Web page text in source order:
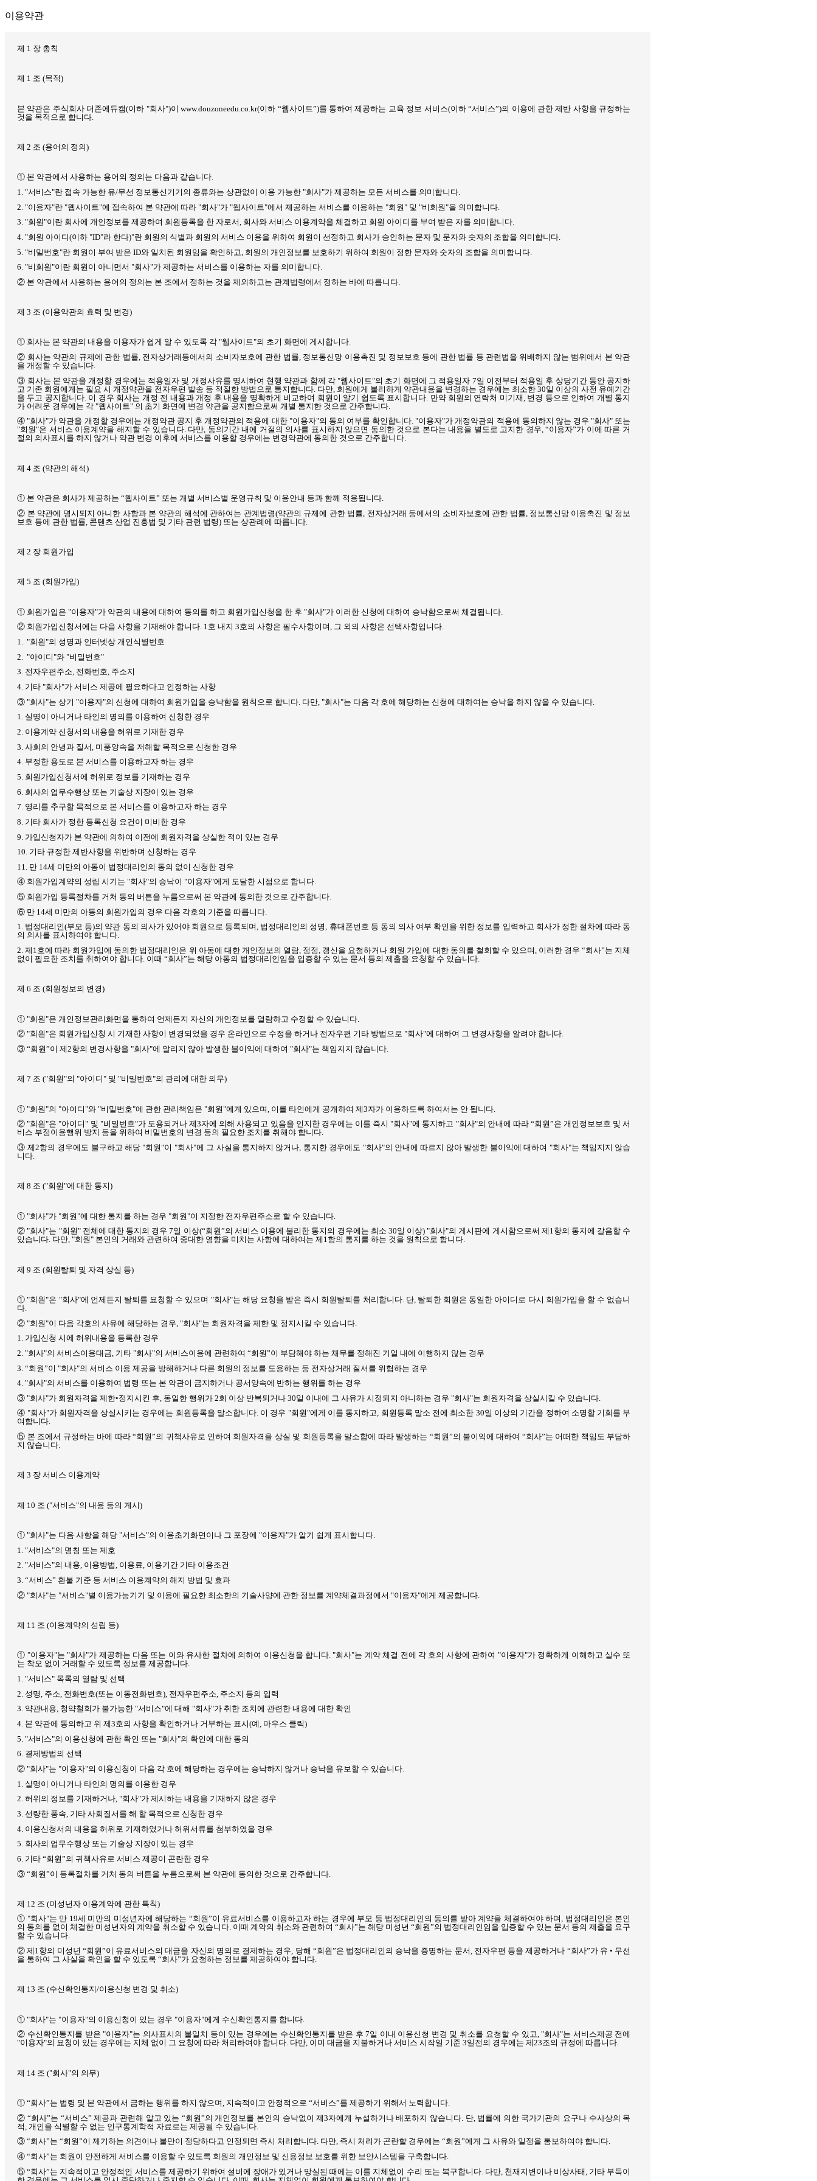
이용약관
제 1 장 총칙
제 1 조 (목적)
본 약관은 주식회사 더존에듀캠(이하 "회사")이 www.douzoneedu.co.kr(이하 “웹사이트”)를 통하여 제공하는 교육 정보 서비스(이하 “서비스”)의 이용에 관한 제반 사항을 규정하는
것을 목적으로 합니다
제 2 조 (용어의 정의)
① 본 약관에서 사용하는 용어의 정의는 다음과 같습니다.
1. "서비스"란 접속 가능한 유/무선 정보통신기기의 종류와는 상관없이 이용 가능한 "회사"가 제공하는 모든 서비스를 의미합니다
2. "이용자"란 "웹사이트"에 접속하여 본 약관에 따라 "회사"가 "웹사이트"에서 제공하는 서비스를 이용하는 "회원" 및 "비회원"을 의미합니다
3. "회원"이란 회사에 개인정보를 제공하여 회원등록을 한 자로서, 회사와 서비스 이용계약을 체결하고 회원 아이디를 부여 받은 자를 의미합니다.
4. "회원 아이디(이하 "ID"라 한다)"란 회원의 식별과 회원의 서비스 이용을 위하여 회원이 선정하고 회사가 승인하는 문자 및 문자와 숫자의 조합을 의미합니다
5. "비밀번호"란 회원이 부여 받은 ID와 일치된 회원임을 확인하고 회원의 개인정보를 보호하기 위하여 회원이 정한 문자와 숫자의 조합을 의미합니다
6. "비회원"이란 회원이 아니면서 "회사"가 제공하는 서비스를 이용하는 자를 의미합니다.
② 본 약관에서 사용하는 용어의 정의는 본 조에서 정하는 것을 제외하고는 관계법령에서 정하는 바에 따릅니다
제 3 조 (이용약관의 효력 및 변경)
① 회사는 본 약관의 내용을 이용자가 쉽게 알 수 있도록 각 "웹사이트"의 초기 화면에 게시합니다.
② 회사는 약관의 규제에 관한 법률, 전자상거래등에서의 소비자보호에 관한 법률, 정보통신망 이용촉진 및 정보보호 등에 관한 법률 등 관련법을 위배하지 않는 범위에서 본 약관
을 개정할 수 있습니다.
③ 회사는 본 약관을 개정할 경우에는 적용일자 및 개정사유를 명시하여 현행 약관과 함께 각"웹사이트"의 초기 화면에 그 적용일자 7일 이전부터 적용일 후 상당기간 동안 공지하
고 기존 회원에게는 필요 시 개정약관을 전자우편 발송 등 적절한 방법으로 통지합니다 다만 회원에게 불리하게 약관내용을 변경하는 경우에는 최소한 30일 이상의 사전 유예기간
을 두고 공지합니다. 이 경우 회사는 개정 전 내용과 개정 후 내용을 명확하게 비교하여 회원이 알기 쉽도록 표시합니다 만약 회원의 연락처 미기재 변경 등으로 인하여 개별 통지
가 어려운 경우에는 각 "웹사이트" 의 초기 화면에 변경 약관을 공지함으로써 개별 통지한 것으로 간주합니다
④ "회사"가 약관을 개정할 경우에는 개정약관 공지 후 개정약관의 적용에 대한"이용자"의 동의 여부를 확인합니다. "이용자"가 개정약관의 적용에 동의하지 않는 경우 "회사" 또는
"회원"은 서비스 이용계약을 해지할 수 있습니다. 다만, 동의기간 내에 거절의 의사를 표시하지 않으면 동의한 것으로 본다는 내용을 별도로 고지한 경우,“이용자”가 이에 따른 거
절의 의사표시를 하지 않거나 약관 변경 이후에 서비스를 이용할 경우에는 변경약관에 동의한 것으로 간주합니다.
제 4 조 (약관의 해석)
① 본 약관은 회사가 제공하는 “웹사이트” 또는 개별 서비스별 운영규칙 및 이용안내 등과 함께 적용됩니다.
② 본 약관에 명시되지 아니한 사항과 본 약관의 해석에 관하여는 관계법령(약관의 규제에 관한 법률 전자상거래 등에서의 소비자보호에 관한 법률 정보통신망 이용촉진 및 정보
보호 등에 관한 법률 콘텐츠 산업 진흥법 및 기타 관련 법령) 또는 상관례에 따릅니다
제 2 장 회원가입
제 5 조 (회원가입)
① 회원가입은 "이용자"가 약관의 내용에 대하여 동의를 하고 회원가입신청을 한 후 "회사"가 이러한 신청에 대하여 승낙함으로써 체결됩니다
② 회원가입신청서에는 다음 사항을 기재해야 합니다. 1호 내지 3호의 사항은 필수사항이며, 그 외의 사항은 선택사항입니다.
1. "회원"의 성명과 인터넷상 개인식별번호
2. "아이디"와 "비밀번호"
3. 전자우편주소, 전화번호, 주소지
4. 기타 "회사"가 서비스 제공에 필요하다고 인정하는 사항
③ "회사"는 상기 "이용자"의 신청에 대하여 회원가입을 승낙함을 원칙으로 합니다 다만 , "회사"는 다음 각 호에 해당하는 신청에 대하여는 승낙을 하지 않을 수 있습니다
1. 실명이 아니거나 타인의 명의를 이용하여 신청한 경우
2. 이용계약 신청서의 내용을 허위로 기재한 경우
3. 사회의 안녕과 질서 미풍양속을 저해할 목적으로 신청한 경우
4. 부정한 용도로 본 서비스를 이용하고자 하는 경우
5. 회원가입신청서에 허위로 정보를 기재하는 경우
6. 회사의 업무수행상 또는 기술상 지장이 있는 경우
7. 영리를 추구할 목적으로 본 서비스를 이용하고자 하는 경우
8. 기타 회사가 정한 등록신청 요건이 미비한 경우
9. 가입신청자가 본 약관에 의하여 이전에 회원자격을 상실한 적이 있는 경우
10. 기타 규정한 제반사항을 위반하며 신청하는 경우
11. 만 14세 미만의 아동이 법정대리인의 동의 없이 신청한 경우
④ 회원가입계약의 성립 시기는 "회사"의 승낙이 "이용자"에게 도달한 시점으로 합니다.
⑤ 회원가입 등록절차를 거처 동의 버튼을 누름으로써 본 약관에 동의한 것으로 간주합니다.
⑥ 만 14세 미만의 아동의 회원가입의 경우 다음 각호의 기준을 따릅니다
1. 법정대리인(부모 등)의 약관 동의 의사가 있어야 회원으로 등록되며, 법정대리인의 성명, 휴대폰번호 등 동의 의사 여부 확인을 위한 정보를 입력하고 회사가 정한 절차에 따라 동
의 의사를 표시하여야 합니다.
2.제 1호에 따라 회원가입에 동의한 법정대리인은 위 아동에 대한 개인정보의 열람, 정정, 갱신을 요청하거나 회원 가입에 대한 동의를 철회할 수 있으며, 이러한 경우 “회사”는 지체
없이 필요한 조치를 취하여야 합니다. 이때 “회사”는 해당 아동의 법정대리인임을 입증할 수 있는 문서 등의 제출을 요청할 수 있습니다.
제 6 조 (회원정보의 변경)
① "회원"은 개인정보관리화면을 통하여 언제든지 자신의 개인정보를 열람하고 수정할 수 있습니다
② "회원"은 회원가입신청 시 기재한 사항이 변경되었을 경우 온라인으로 수정을 하거나 전자우편 기타 방법으로 "회사"에 대하여 그 변경사항을 알려야 합니다.
③ “회원”이 제2항의 변경사항을 "회사"에 알리지 않아 발생한 불이익에 대하여 "회사"는 책임지지 않습니다.
제 7 조 ("회원"의 "아이디" 및 "비밀번호"의 관리에 대한 의무)
① "회원"의 "아이디"와 "비밀번호"에 관한 관리책임은 "회원"에게 있으며 이를 타인에게 공개하여 제3자가 이용하도록 하여서는 안 됩니다
② "회원"은 "아이디" 및 "비밀번호"가 도용되거나 제3자에 의해 사용되고 있음을 인지한 경우에는 이를 즉시 "회사"에 통지하고 "회사"의 안내에 따라 “회원”은 개인정보보호 및 서
비스 부정이용행위 방지 등을 위하여 비밀번호의 변경 등의 필요한 조치를 취해야 합니다.
③ 제2항의 경우에도 불구하고 해당 "회원"이 "회사"에 그 사실을 통지하지 않거나 통지한 경우에도 "회사"의 안내에 따르지 않아 발생한 불이익에 대하여 "회사"는 책임지지 않습
니다
제 8 조 ("회원"에 대한 통지)
① "회사"가 "회원"에 대한 통지를 하는 경우 "회원"이 지정한 전자우편주소로 할 수 있습니다
② "회사"는 "회원" 전체에 대한 통지의 경우 7일 이상(“회원”의 서비스 이용에 불리한 통지의 경우에는 최소 30일 이상) "회사"의 게시판에 게시함으로써 제 1항의 통지에 갈음할 수
있습니다. 다만, "회원" 본인의 거래와 관련하여 중대한 영향을 미치는 사항에 대하여는 제 1항의 통지를 하는 것을 원칙으로 합니다.
제 9 조 (회원탈퇴 및 자격 상실 등)
① "회원"은 "회사"에 언제든지 탈퇴를 요청할 수 있으며 "회사"는 해당 요청을 받은 즉시 회원탈퇴를 처리합니다. 단, 탈퇴한 회원은 동일한 아이디로 다시 회원가입을 할 수 없습니
다
② "회원"이 다음 각호의 사유에 해당하는 경우 , "회사"는 회원자격을 제한 및 정지시킬 수 있습니다
1. 가입신청 시에 허위내용을 등록한 경우
2. "회사"의 서비스이용대금 기타 "회사"의 서비스이용에 관련하여 “회원”이 부담해야 하는 채무를 정해진 기일 내에 이행하지 않는 경우
3. “회원”이 "회사"의 서비스 이용 제공을 방해하거나 다른 회원의 정보를 도용하는 등 전자상거래 질서를 위협하는 경우
4. "회사"의 서비스를 이용하여 법령 또는 본 약관이 금지하거나 공서양속에 반하는 행위를 하는 경우
③ "회사"가 회원자격을 제한•정지시킨 후 동일한 행위가 2회 이상 반복되거나 30일 이내에 그 사유가 시정되지 아니하는 경우 "회사"는 회원자격을 상실시킬 수 있습니다
④ "회사"가 회원자격을 상실시키는 경우에는 회원등록을 말소합니다. 이 경우 "회원"에게 이를 통지하고, 회원등록 말소 전에 최소한 30일 이상의 기간을 정하여 소명할 기회를 부
여합니다.
⑤ 본 조에서 규정하는 바에 따라 “회원”의 귀책사유로 인하여 회원자격을 상실 및 회원등록을 말소함에 따라 발생하는 “회원”의 불이익에 대하여 “회사”는 어떠한 책임도 부담하
지 않습니다.
제 3 장 서비스 이용계약
제 10 조 ("서비스"의 내용 등의 게시)
① "회사"는 다음 사항을 해당 "서비스"의 이용초기화면이나 그 포장에 "이용자"가 알기 쉽게 표시합니다.
1. "서비스"의 명칭 또는 제호
2. "서비스"의 내용, 이용방법, 이용료, 이용기간 기타 이용조건
3. “서비스” 환불 기준 등 서비스 이용계약의 해지 방법 및 효과
② "회사"는 "서비스"별 이용가능기기 및 이용에 필요한 최소한의 기술사양에 관한 정보를 계약체결과정에서 "이용자"에게 제공합니다
제 11 조 (이용계약의 성립 등)
① "이용자"는 "회사"가 제공하는 다음 또는 이와 유사한 절차에 의하여 이용신청을 합니다. "회사"는 계약 체결 전에 각 호의 사항에 관하여 "이용자"가 정확하게 이해하고 실수 또
는 착오 없이 거래할 수 있도록 정보를 제공합니다.
1. "서비스" 목록의 열람 및 선택
2. 성명 주소 전화번호(또는 이동전화번호), 전자우편주소 주소지 등의 입력
3. 약관내용, 청약철회가 불가능한 "서비스"에 대해 "회사"가 취한 조치에 관련한 내용에 대한 확인
4. 본 약관에 동의하고 위 제3호의 사항을 확인하거나 거부하는 표시(예 마우스 클릭)
5. "서비스"의 이용신청에 관한 확인 또는 "회사"의 확인에 대한 동의
6. 결제방법의 선택
② "회사"는 "이용자"의 이용신청이 다음 각 호에 해당하는 경우에는 승낙하지 않거나 승낙을 유보할 수 있습니다
1. 실명이 아니거나 타인의 명의를 이용한 경우
2. 허위의 정보를 기재하거나, "회사"가 제시하는 내용을 기재하지 않은 경우
3. 선량한 풍속 기타 사회질서를 해 할 목적으로 신청한 경우
4. 이용신청서의 내용을 허위로 기재하였거나 허위서류를 첨부하였을 경우
5. 회사의 업무수행상 또는 기술상 지장이 있는 경우
6. 기타 “회원”의 귀책사유로 서비스 제공이 곤란한 경우
③ “회원”이 등록절차를 거처 동의 버튼을 누름으로써 본 약관에 동의한 것으로 간주합니다
제 12 조 (미성년자 이용계약에 관한 특칙)
① "회사"는 만 19세 미만의 미성년자에 해당하는 “회원”이 유료서비스를 이용하고자 하는 경우에 부모 등 법정대리인의 동의를 받아 계약을 체결하여야 하며, 법정대리인은 본인
의 동의를 없이 체결한 미성년자의 계약을 취소할 수 있습니다. 이때 계약의 취소와 관련하여 “회사”는 해당 미성년 “회원”의 법정대리인임을 입증할 수 있는 문서 등의 제출을 요구
할 수 있습니다.
② 제 1항의 미성년 “회원”이 유료서비스의 대금을 자신의 명의로 결제하는 경우, 당해 “회원”은 법정대리인의 승낙을 증명하는 문서, 전자우편 등을 제공하거나 “회사”가 유 • 무선
을 통하여 그 사실을 확인을 할 수 있도록 “회사”가 요청하는 정보를 제공하여야 합니다.
제 13 조 (수신확인통지/이용신청 변경 및 취소)
① "회사"는 "이용자"의 이용신청이 있는 경우 "이용자"에게 수신확인통지를 합니다
② 수신확인통지를 받은 "이용자"는 의사표시의 불일치 등이 있는 경우에는 수신확인통지를 받은 후 7일 이내 이용신청 변경 및 취소를 요청할 수 있고, "회사"는 서비스제공 전에
"이용자"의 요청이 있는 경우에는 지체 없이 그 요청에 따라 처리하여야 합니다. 다만, 이미 대금을 지불하거나 서비스 시작일 기준 3일전의 경우에는 제23조의 규정에 따릅니다.
제 14 조 ("회사"의 의무)
① “회사”는 법령 및 본 약관에서 금하는 행위를 하지 않으며, 지속적이고 안정적으로 “서비스”를 제공하기 위해서 노력합니다.
② “회사”는 “서비스” 제공과 관련해 알고 있는 “회원”의 개인정보를 본인의 승낙없이 제3자에게 누설하거나 배포하지 않습니다 단, 법률에 의한 국가기관의 요구나 수사상의 목
적 개인을 식별할 수 없는 인구통계학적 자료로는 제공될 수 있습니다
③ “회사”는 “회원”이 제기하는 의견이나 불만이 정당하다고 인정되면 즉시 처리합니다. 다만, 즉시 처리가 곤란할 경우에는 “회원”에게 그 사유와 일정을 통보하여야 합니다.
④ “회사”는 회원이 안전하게 서비스를 이용할 수 있도록 회원의 개인정보 및 신용정보 보호를 위한 보안시스템을 구축합니다.
⑤ “회사”는 지속적이고 안정적인 서비스를 제공하기 위하여 설비에 장애가 있거나 망실된 때에는 이를 지체없이 수리 또는 복구합니다. 다만, 천재지변이나 비상사태 기타 부득이